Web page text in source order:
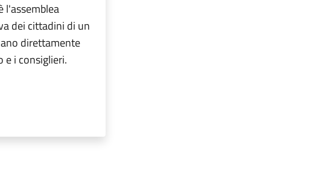
l'assemblea
dei cittadini di un
direttamente
e i consiglieri.